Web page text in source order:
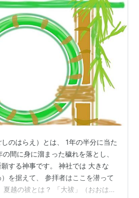
しのはらえ）とは、 1年の半分に当た
間に身に溜まった穢れを落とし、
する神事です。 神社では 大きな
）を据えて、 参拝者はここを潜って
夏越の祓とは？ 「大祓」（おおはら